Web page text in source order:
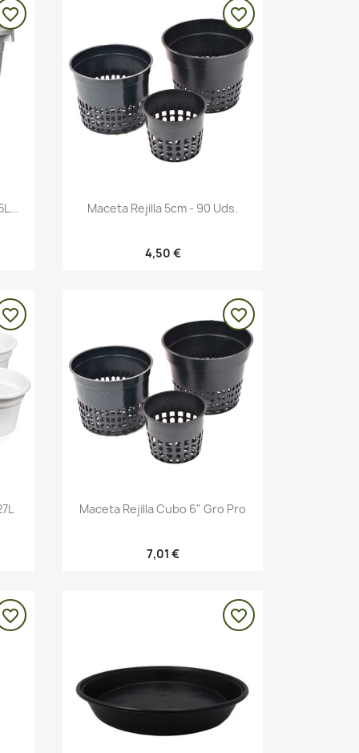
favorite_border
Vista rápida
Maceta Rejilla 5cm - 90 Uds.
4,50 €
favorite_border
favorite_border
Vista rápida
Maceta Rejilla Cubo 6" Gro Pro
7,01 €
favorite_border
favorite_border favorite_border